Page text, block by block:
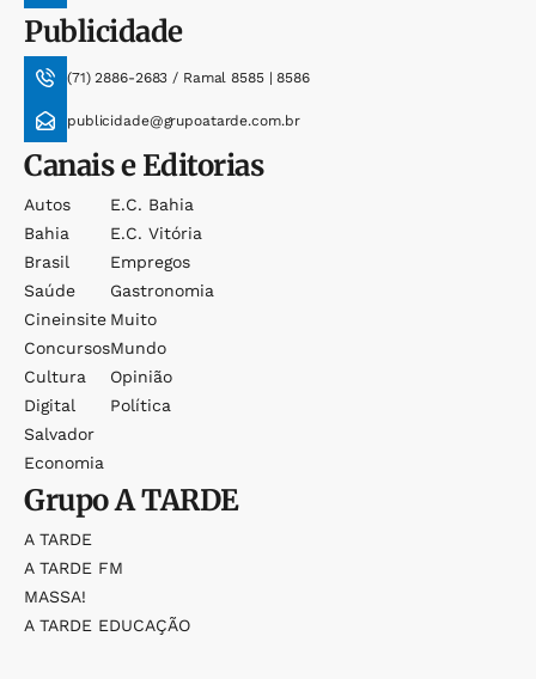
Publicidade
(71) 2886-2683 / Ramal 8585 | 8586
publicidade@grupoatarde.com.br
Canais e Editorias
Autos
Bahia
Brasil
Saúde
Cineinsite
Concursos
Cultura
Digital
Salvador
Economia
E.c. Bahia
E.c. Vitória
Empregos
Gastronomia
Muito
Mundo
Opinião
Política
GrupoA TARDE
A TARDE
A TARDE FM
MASSA!
A TARDE EDUCAÇÃO